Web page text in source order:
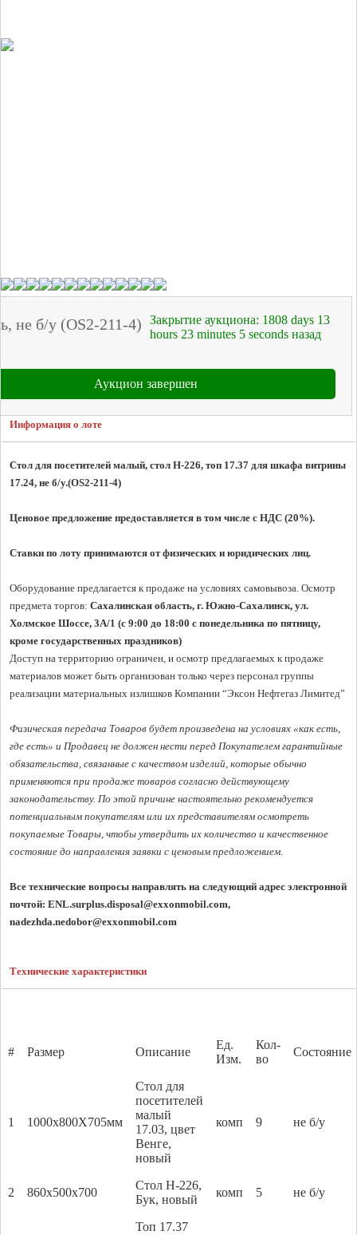
не б/у (OS2-211-4) Закрытие аукциона: 1808 days 13
hours 23 minutes 5 seconds назад
Аукцион завершен
Информация о лоте
Стол для посетителей малый, стол Н-226, топ 17.37 для шкафа витрины
17.24, не б/у.(OS2-211-4)
Ценовое предложение предоставляется в том числе с НДС (20%).
Ставки по лоту принимаются от физических и юридических лиц.
Оборудование предлагается к продаже на условиях самовывоза. Осмотр
предмета торгов: Сахалинская область, г. Южно-Сахалинск, ул.
Холмское Шоссе, 3A/1 (с 9:00 до 18:00 с понедельника по пятницу,
кроме государственных праздников)
Доступ на территорию ограничен, и осмотр предлагаемых к продаже
материалов может быть организован только через персонал группы
реализации материальных излишков Компании “Эксон Нефтегаз Лимитед”
Физическая передача Товаров будет произведена на условиях «как есть,
где есть» и Продавец не должен нести перед Покупателем гарантийные
обязательства, связанные с качеством изделий, которые обычно
применяются при продаже товаров согласно действующему
законодательству. По этой причине настоятельно рекомендуется
потенциальным покупателям или их представителям осмотреть
покупаемые Товары, чтобы утвердить их количество и качественное
состояние до направления заявки с ценовым предложением.
Все технические вопросы направлять на следующий адрес электронной
почтой: ENL.surplus.disposal@exxonmobil.com,
nadezhda.nedobor@exxonmobil.com
Технические характеристики
# Размер Описание
Ед.
Изм.
Кол-
во
Состояние
1 1000х800Х705мм
Стол для
посетителей
малый
17.03, цвет
Венге,
новый
комп 9 не б/у
2 860x500x700
Стол Н-226,
Бук, новый
комп 5 не б/у
Топ 17.37